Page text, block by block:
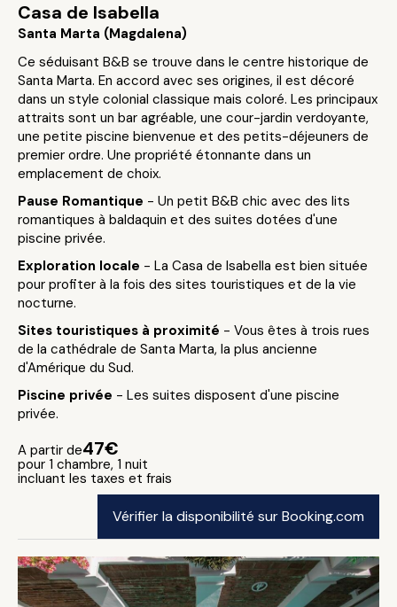
Casa de Isabella
Santa Marta (Magdalena)
Ce séduisant B&B se trouve dans le centre historique de
Santa Marta. En accord avec ses origines, il est décoré
dans un style colonial classique mais coloré. Les principaux
attraits sont un bar agréable, une cour-jardin verdoyante,
une petite piscine bienvenue et des petits-déjeuners de
premier ordre. Une propriété étonnante dans un
emplacement de choix.
Pause Romantique - Un petit B&B chic avec des lits
romantiques à baldaquin et des suites dotées d'une
piscine privée.
Exploration locale - La Casa de Isabella est bien située
pour profiter à la fois des sites touristiques et de la vie
nocturne.
Sites touristiques à proximité - Vous êtes à trois rues
de la cathédrale de Santa Marta, la plus ancienne
d'Amérique du Sud.
Piscine privée - Les suites disposent d'une piscine
privée.
A partir de47€
pour 1 chambre, 1 nuit
incluant les taxes et frais
Vérifier la disponibilité sur Booking.com